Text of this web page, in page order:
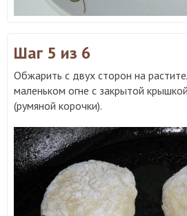
Шаг 5 из 6
Обжарить с двух сторон на
маленьком огне с закрытой
(румяной корочки).